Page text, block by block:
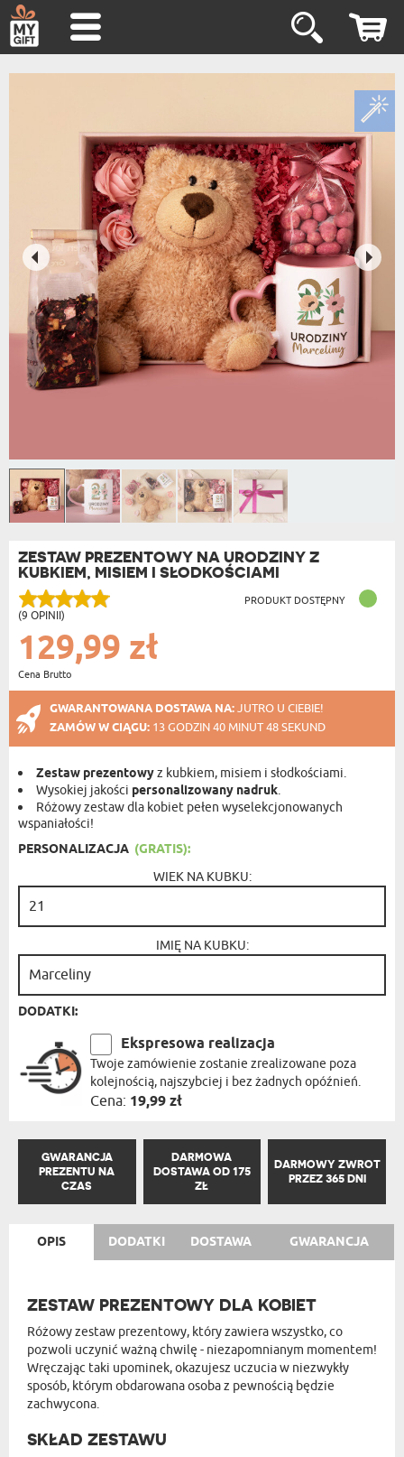
ZESTAW PREZENTOWY NA URODZINY Z
KUBKIEM, MISIEM I SŁODKOŚCIAMI
(9 OPINII)
PRODUKT DOSTĘPNY
129,99 zł
Cena Brutto
GWARANTOWANA DOSTAWA NA:JUTRO U CIEBIE!
ZAMÓW W CIĄGU: 13 GODZIN 40 MINUT 48 SEKUND
Zestaw prezentowyz kubkiem, misiem i słodkościami.
Wysokiej jakości personalizowany nadruk.
Różowy zestaw dla kobiet pełen wyselekcjonowanych
wspaniałości!
PERSONALIZACJA (GRATIS):
WIEK NA KUBKU:
IMIĘ NA KUBKU:
DODATKI:
Ekspresowa realizacja
Twoje zamówienie zostanie zrealizowane poza
kolejnością, najszybciej i bez żadnych opóźnień.
Cena: 19,99 zł
GWARANCJA
PREZENTU NA
CZAS
DARMOWA
DOSTAWA OD 175
ZŁ
DARMOWY ZWROT
PRZEZ 365 DNI
OPIS DODATKI DOSTAWA GWARANCJA
ZESTAW PREZENTOWY DLA KOBIET
Różowy zestaw prezentowy, który zawiera wszystko, co
pozwoli uczynić ważną chwilę - niezapomnianym momentem!
Wręczając taki upominek, okazujesz uczucia w niezwykły
sposób, którym obdarowana osoba z pewnością będzie
zachwycona.
SKŁAD ZESTAWU